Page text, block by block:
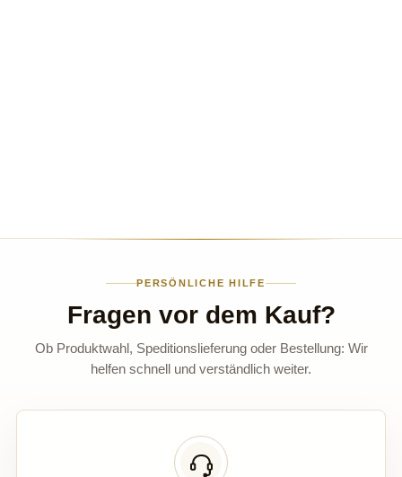
PERSÖNLICHE HILFE
Fragen vor dem Kauf?
Ob Produktwahl, Speditionslieferung oder Bestellung: Wir
helfen schnell und verständlich weiter.